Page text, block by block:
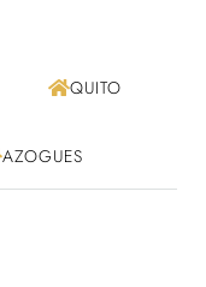
QUITO
AZOGUES